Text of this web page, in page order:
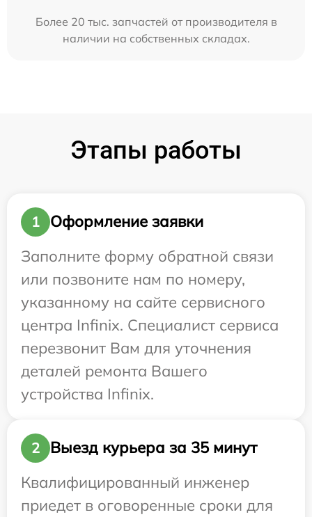
Более 20 тыс. запчастей от производителя в
наличии на собственных складах.
Этапы работы
1
Оформление заявки
Заполните форму обратной связи
или позвоните нам по номеру,
указанному на сайте сервисного
центра Infinix. Специалист сервиса
перезвонит Вам для уточнения
деталей ремонта Вашего
устройства Infinix.
2
Выезд курьера за 35 минут
Квалифицированный инженер
приедет в оговоренные сроки для